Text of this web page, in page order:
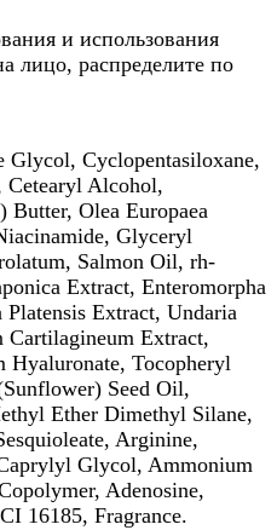
и использования
лицо, распределите по
Cyclopentasiloxane,
Alcohol,
Butter, Olea Europaea
Glyceryl
Salmon Oil, rh-
Extract, Enteromorpha
Extract, Undaria
Extract,
Hyaluronate, Tocopheryl
Seed Oil,
Ether Dimethyl Silane,
Arginine,
Glycol, Ammonium
Adenosine,
16185, Fragrance.